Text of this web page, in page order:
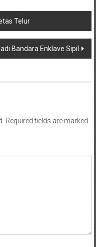
Telur
Bandara Enklave Sipil
Required fields are marked